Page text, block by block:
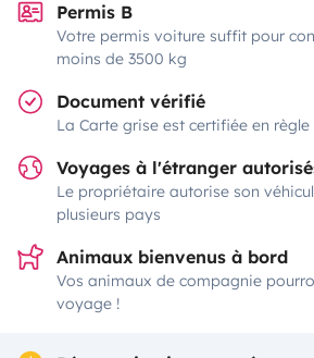
Permis B
Votre permis voiture suffit pour
moins de 3500 kg
Document vérifié
La Carte grise est certifiée en
Voyages à l'étranger
Le propriétaire autorise son
plusieurs pays
Animaux bienvenus à bord
Vos animaux de compagnie
voyage !